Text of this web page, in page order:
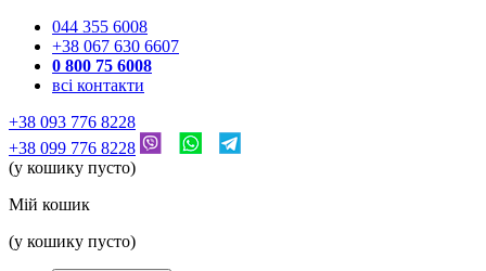
044 355 6008
+38 067 630 6607
0 800 75 6008
всі контакти
+38 093 776 8228
+38 099 776 8228
(у кошику пусто)
Мій кошик
(у кошику пусто)